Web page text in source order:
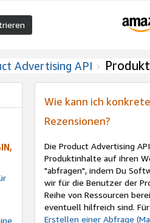
Advertising API
Wie kann ich
Rezensionen?
Die Product Advertising
Produktinhalte auf ihren
"abfragen", indem Du
wir für die Benutzer der
Reihe von Ressourcen
eventuell hilfreich sind.
Erstellen einer Abfrage